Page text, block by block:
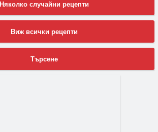
Няколко случайни рецепти
Виж всички рецепти
Търсене